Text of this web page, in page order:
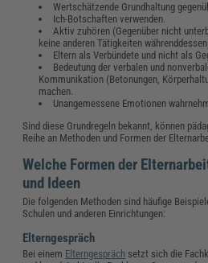
Wertschätzende Grundhaltung
Ich-Botschaften verwenden.
Aktiv zuhören (Gegenüber nicht
keine anderen Tätigkeiten
Eltern als Verbündete und nicht als
Bedeutung der verbalen und
Kommunikation (Betonungen,
machen.
Unangemessene Emotionen
Sind diese Grundregeln bekannt, können
Reihe an Methoden und Formen der
Welche Formen der
und Ideen
Die folgenden Methoden sind häufige
Schulen und anderen Einrichtungen:
Elterngespräch
Bei einem Elterngespräch setzt sich die